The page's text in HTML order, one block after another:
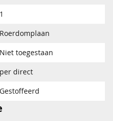
1
Roerdomplaan
Niet toegestaan
per direct
Gestoffeerd